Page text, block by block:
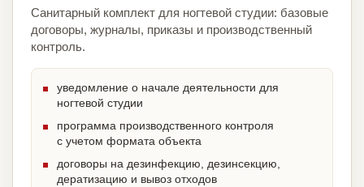
Санитарный комплект для ногтевой студии: базовые
договоры, журналы, приказы и производственный
контроль.
уведомление о начале деятельности для
ногтевой студии
программа производственного контроля
с учетом формата объекта
договоры на дезинфекцию, дезинсекцию,
дератизацию и вывоз отходов